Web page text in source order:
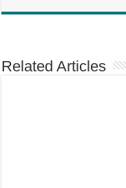
Related Articles